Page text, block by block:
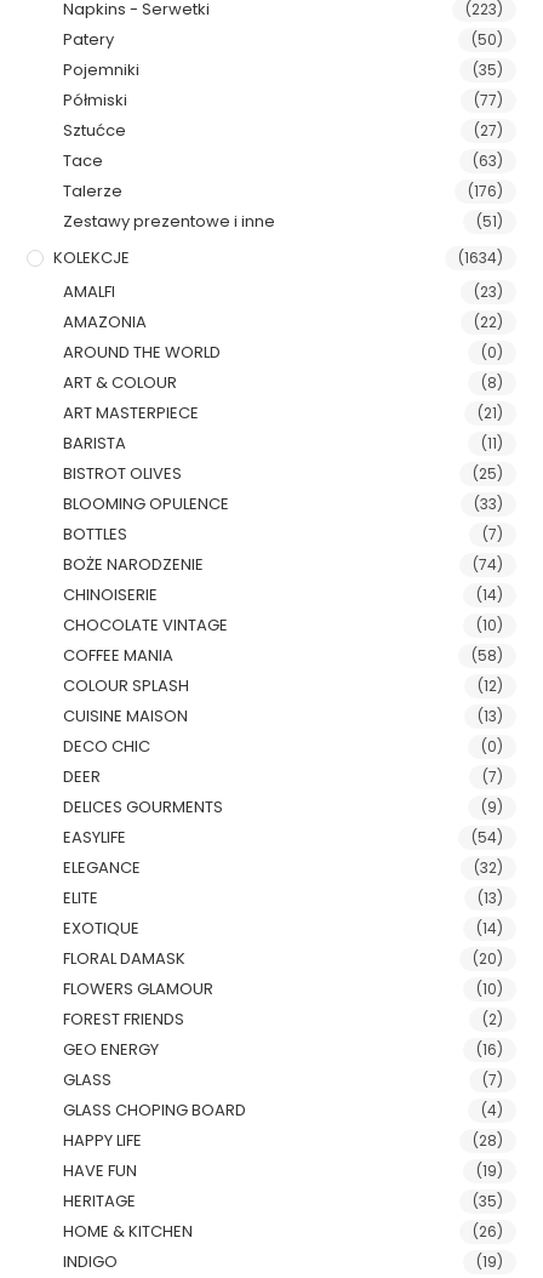
Napkins - Serwetki (223)
Patery (50)
Pojemniki (35)
Półmiski (77)
Sztućce (27)
Tace (63)
Talerze (176)
Zestawy prezentowe i inne (51)
KOLEKCJE (1634)
AMALFI (23)
AMAZONIA (22)
AROUND THE WORLD (0)
ART & COLOUR (8)
ART MASTERPIECE (21)
BARISTA (11)
BISTROT OLIVES (25)
BLOOMING OPULENCE (33)
BOTTLES (7)
BOŻE NARODZENIE (74)
CHINOISERIE (14)
CHOCOLATE VINTAGE (10)
COFFEE MANIA (58)
COLOUR SPLASH (12)
CUISINE MAISON (13)
DECO CHIC (0)
DEER (7)
DELICES GOURMENTS (9)
EASYLIFE (54)
ELEGANCE (32)
ELITE (13)
EXOTIQUE (14)
FLORAL DAMASK (20)
FLOWERS GLAMOUR (10)
FOREST FRIENDS (2)
GEO ENERGY (16)
GLASS (7)
GLASS CHOPING BOARD (4)
HAPPY LIFE (28)
HAVE FUN (19)
HERITAGE (35)
HOME & KITCHEN (26)
INDIGO (19)